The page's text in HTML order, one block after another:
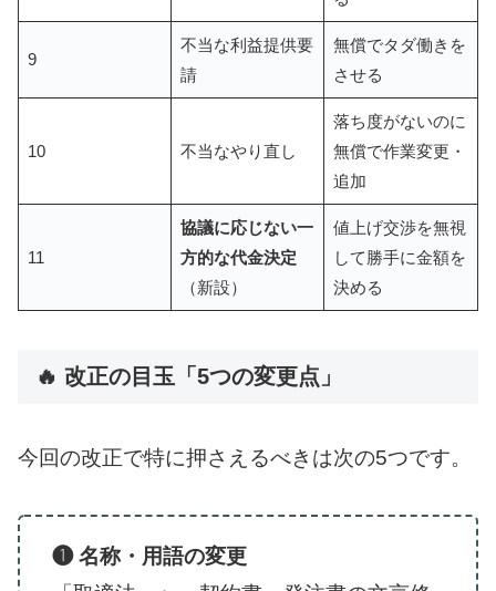
9
不当な利益提供要
請
無償でタダ働きを
させる
10 不当なやり直し
落ち度がないのに
無償で作業変更・
追加
11
協議に応じない一
方的な代金決定
（新設）
値上げ交渉を無視
して勝手に金額を
決める
🔥 改正の目玉「5つの変更点」
今回の改正で特に押さえるべきは次の5つです。
❶ 名称・用語の変更